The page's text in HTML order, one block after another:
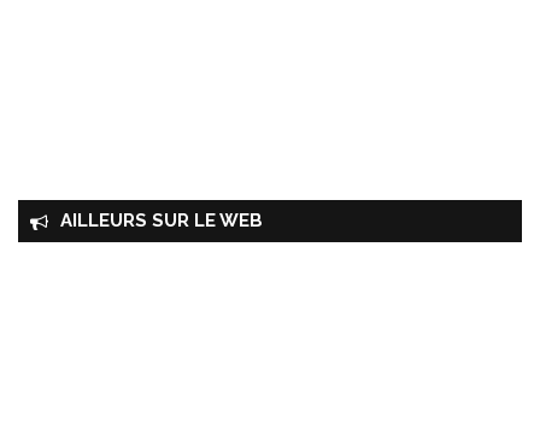
AILLEURS SUR LE WEB